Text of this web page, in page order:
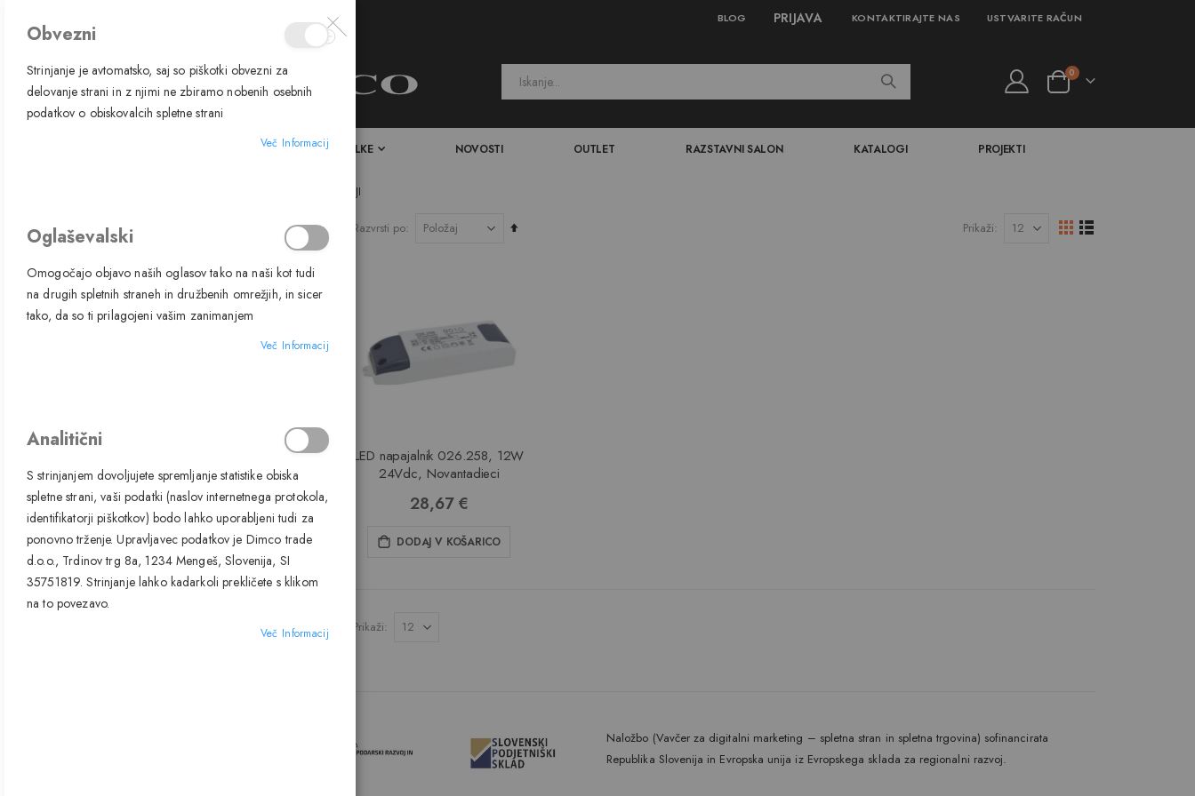
BLOG PRIJAVA KONTAKTIRAJTE NAS USTVARITE RAČUN
Cart
0izdelki
SIJALKE NOVOSTI OUTLET RAZSTAVNI SALON KATALOGI PROJEKTI
TRANSFORMATORJI
Razvrsti po Prikaži
Prikaži
MrežaSeznam
LED napajalnik 026.258, 12W
24Vdc, Novantadieci
28,67 €
DODAJ V KOŠARICO
Prikaži
ZDAJ NAKUPUJE PO
PROIZVAJALEC 9010
ta
Počisti vse
9010 1item
Naložbo (Vavčer za digitalni marketing – spletna stran in spletna trgovina) sofinancirata
Republika Slovenija in Evropska unija iz Evropskega sklada za regionalni razvoj.
Obvezni
Strinjanje je avtomatsko, saj so piškotki obvezni za
delovanje strani in z njimi ne zbiramo nobenih osebnih
podatkov o obiskovalcih spletne strani
Več Informacij
Oglaševalski
Omogočajo objavo naših oglasov tako na naši kot tudi
na drugih spletnih straneh in družbenih omrežjih, in sicer
tako, da so ti prilagojeni vašim zanimanjem
Več Informacij
Analitični
S strinjanjem dovoljujete spremljanje statistike obiska
spletne strani, vaši podatki (naslov internetnega protokola,
identifikatorji piškotkov) bodo lahko uporabljeni tudi za
ponovno trženje. Upravljavec podatkov je Dimco trade
d.o.o., Trdinov trg 8a, 1234 Mengeš, Slovenija, SI
35751819. Strinjanje lahko kadarkoli prekličete s klikom
na to povezavo.
Več Informacij